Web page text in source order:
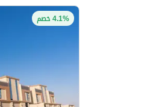
4.1% خصم